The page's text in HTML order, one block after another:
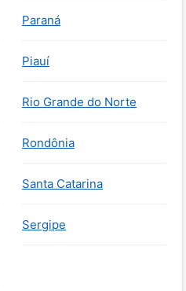
Paraná
Piauí
Rio Grande do Norte
Rondônia
Santa Catarina
Sergipe